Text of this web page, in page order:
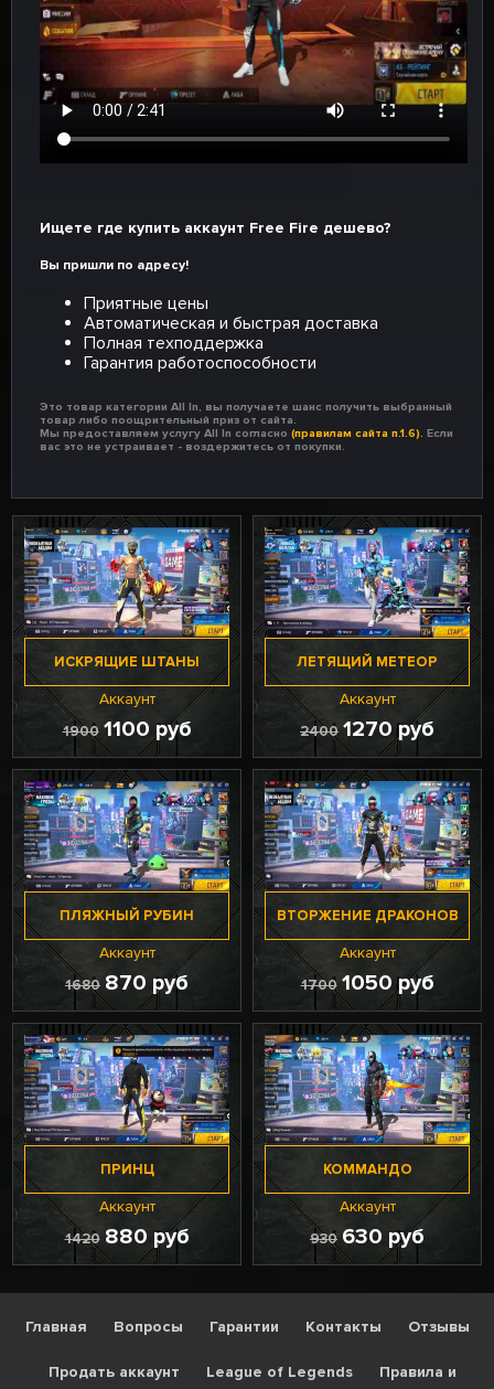
Ищете где купить аккаунт Free Fire дешево?
Вы пришли по адресу!
Приятные цены
Автоматическая и быстрая доставка
Полная техподдержка
Гарантия работоспособности
Это товар категории All In, вы получаете шанс получить выбранный
товар либо поощрительный приз от сайта.
Мы предоставляем услугу All In согласно (правилам сайта п.1.6). Если
вас это не устраивает - воздержитесь от покупки.
ИСКРЯЩИЕ ШТАНЫ
Аккаунт
1900 1100 руб
ЛЕТЯЩИЙ МЕТЕОР
Аккаунт
2400 1270 руб
ПЛЯЖНЫЙ РУБИН
Аккаунт
1680 870 руб
ВТОРЖЕНИЕ ДРАКОНОВ
Аккаунт
1700 1050 руб
ПРИНЦ
Аккаунт
1420 880 руб
КОММАНДО
Аккаунт
930 630 руб
Главная Вопросы Гарантии Контакты Отзывы
Продать аккаунт League of Legends Правила и